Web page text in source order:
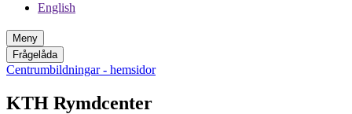
English
Meny
Frågelåda
Centrumbildningar - hemsidor
KTH Rymdcenter